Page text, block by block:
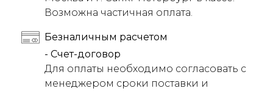
Возможна частичная оплата.
Безналичным расчетом
- Счет-договор
Для оплаты необходимо согласовать с
менеджером сроки поставки и